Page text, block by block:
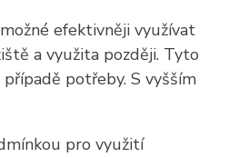
efektivněji využívat
a využita později. Tyto
potřeby. S vyšším
pro využití